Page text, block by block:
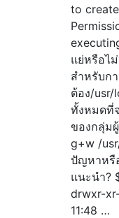
to
แย่หรือไ
สำหรับก
ต้อง/usr/
ทั้งหมดที่
ของกลุ่ม
g+w /
ปัญหาหรื
แนะนำ?
drwxr-
11:48 …